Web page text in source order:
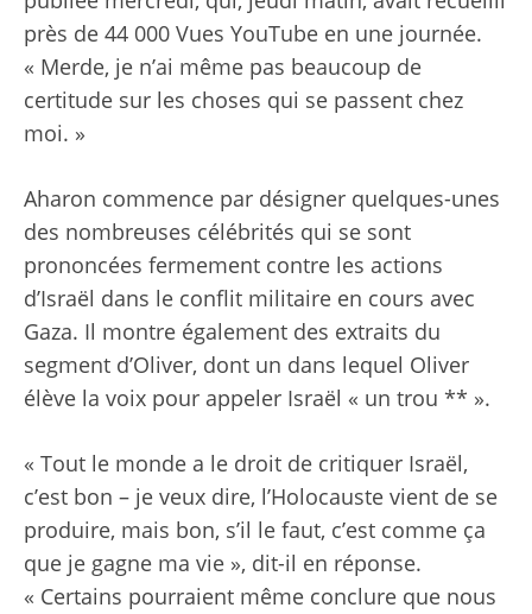
près de 44 000 Vues YouTube en une journée.
« Merde, je n’ai même pas beaucoup de
certitude sur les choses qui se passent chez
moi. »
Aharon commence par désigner quelques-unes
des nombreuses célébrités qui se sont
prononcées fermement contre les actions
d’Israël dans le conflit militaire en cours avec
Gaza. Il montre également des extraits du
segment d’Oliver, dont un dans lequel Oliver
élève la voix pour appeler Israël « un trou ** ».
« Tout le monde a le droit de critiquer Israël,
c’est bon – je veux dire, l’Holocauste vient de se
produire, mais bon, s’il le faut, c’est comme ça
que je gagne ma vie », dit-il en réponse.
« Certains pourraient même conclure que nous